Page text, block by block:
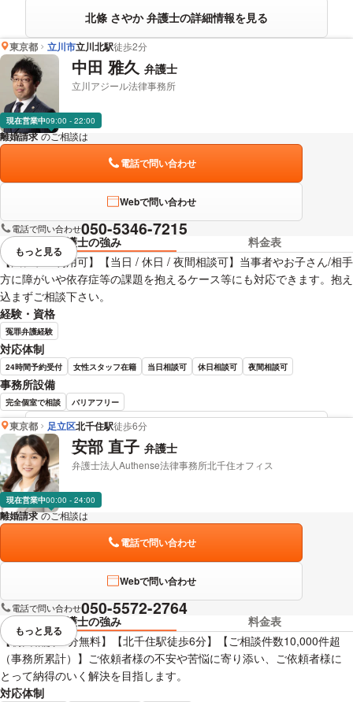
北條 さやか 弁護士の詳細情報を見る
東京都 立川市立川北駅徒歩2分
中田 雅久 弁護士
立川アジール法律事務所
現在営業中09:00 - 22:00
離婚請求 のご相談は
電話で問い合わせ
Webで問い合わせ
電話で問い合わせ050-5346-7215
弁護士の強み
料金表
【法テラス利用可】【当日 / 休日 / 夜間相談可】当事者やお子さん/相手
方に障がいや依存症等の課題を抱えるケース等にも対応できます。抱え
込まずご相談下さい。
経験・資格
冤罪弁護経験
対応体制
24時間予約受付 女性スタッフ在籍 当日相談可 休日相談可 夜間相談可
事務所設備
完全個室で相談 バリアフリー
中田 雅久 弁護士の詳細情報を見る
視覚的に省略されている要素を
もっと見る
東京都 足立区北千住駅徒歩6分
安部 直子 弁護士
弁護士法人Authense法律事務所北千住オフィス
現在営業中00:00 - 24:00
離婚請求 のご相談は
電話で問い合わせ
Webで問い合わせ
電話で問い合わせ050-5572-2764
弁護士の強み
料金表
【初回相談45分無料】【北千住駅徒歩6分】【ご相談件数10,000件超
（事務所累計）】ご依頼者様の不安や苦悩に寄り添い、ご依頼者様に
とって納得のいく解決を目指します。
対応体制
視覚的に省略されている要素を
もっと見る